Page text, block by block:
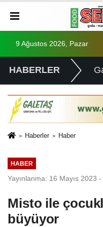
9 Ağustos 2026, Pazar
HABERLER
Haberler Haber
HABER
Yayınlanma: 16 Mayıs 2023
Misto ile
büyüyor